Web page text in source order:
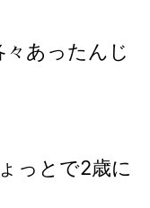
あったんじ
っとで2歳に